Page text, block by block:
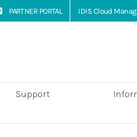
PARTNER PORTAL IDIS Cloud
Support